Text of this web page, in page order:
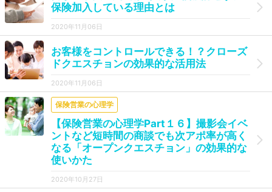
保険加入している理由とは
2020年11月06日
お客様をコントロールできる！？クローズ
ドクエスチョンの効果的な活用法
2020年11月06日
保険営業の心理学
【保険営業の心理学Part１６】撮影会イベ
ントなど短時間の商談でも次アポ率が高く
なる「オープンクエスチョン」の効果的な
使いかた
2020年10月27日